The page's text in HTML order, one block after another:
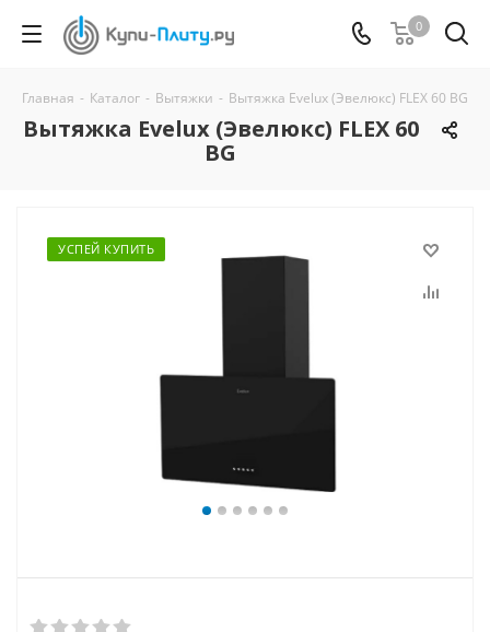
0
Главная - Каталог - Вытяжки - Вытяжка Evelux (Эвелюкс) FLEX 60 BG
Вытяжка Evelux (Эвелюкс) FLEX 60
BG
УСПЕЙ КУПИТЬ